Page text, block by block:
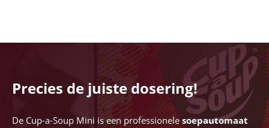
Precies de juiste dosering!
De Cup-a-Soup Mini is een professionele soepautomaat